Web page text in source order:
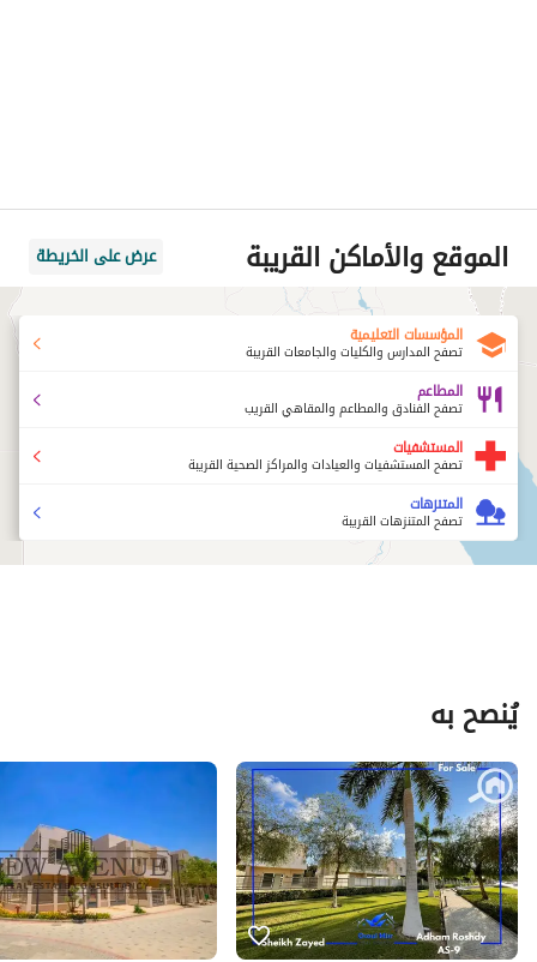
الموقع والأماكن القريبة عرض على الخريطة
المؤسسات التعليمية
تصفح المدارس والكليات والجامعات القريبة
المطاعم
تصفح الفنادق والمطاعم والمقاهي القريب
المستشفيات
تصفح المستشفيات والعيادات والمراكز الصحية القريبة
المتنزهات
تصفح المتنزهات القريبة
يُنصح به